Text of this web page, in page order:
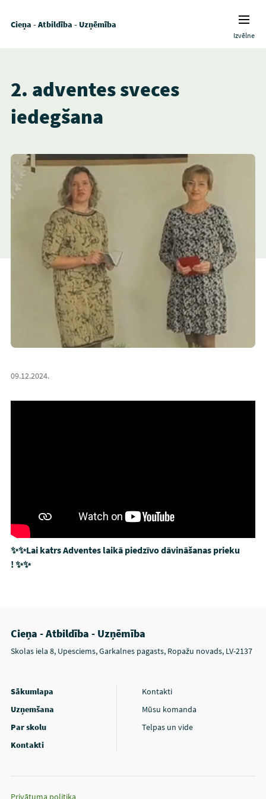
Cieņa - Atbildība - Uzņēmība
Izvēlne
2. adventes sveces
iedegšana
09.12.2024.
✨✨Lai katrs Adventes laikā piedzīvo dāvināšanas prieku
! ✨✨
Cieņa - Atbildība - Uzņēmība
Skolas iela 8, Upesciems, Garkalnes pagasts, Ropažu novads, LV-2137
Sākumlapa
Uzņemšana
Par skolu
Kontakti
Kontakti
Mūsu komanda
Telpas un vide
Privātuma politika